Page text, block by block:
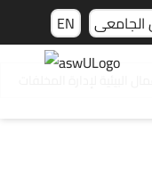
EN الجامعى
لإدارة المخلفات